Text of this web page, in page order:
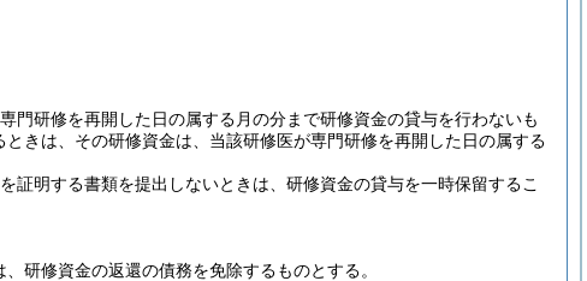
研修を再開した日の属する月の分まで研修資金の貸与を行わないも
きは、その研修資金は、当該研修医が専門研修を再開した日の属する
証明する書類を提出しないときは、研修資金の貸与を一時保留するこ
研修資金の返還の債務を免除するものとする。